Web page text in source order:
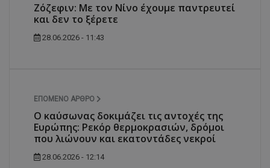
Ζόζεφιν: Με τον Νίνο έχουμε παντρευτεί
και δεν το ξέρετε
28.06.2026 - 11:43
ΕΠΌΜΕΝΟ ΆΡΘΡΟ
Ο καύσωνας δοκιμάζει τις αντοχές της
Ευρώπης: Ρεκόρ θερμοκρασιών, δρόμοι
που λιώνουν και εκατοντάδες νεκροί
28.06.2026 - 12:14